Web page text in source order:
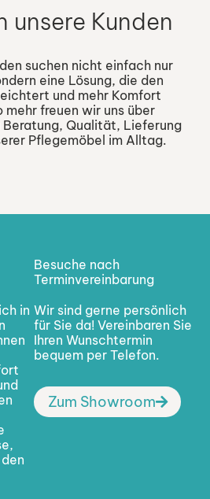
unsere Kunden
suchen nicht einfach nur
eine Lösung, die den
und mehr Komfort
mehr freuen wir uns über
Beratung, Qualität, Lieferung
Pflegemöbel im Alltag.
in
Besuche nach
Terminvereinbarung
Wir sind gerne persönlich
für Sie da! Vereinbaren Sie
Ihren Wunschtermin
bequem per Telefon.
Zum Showroom